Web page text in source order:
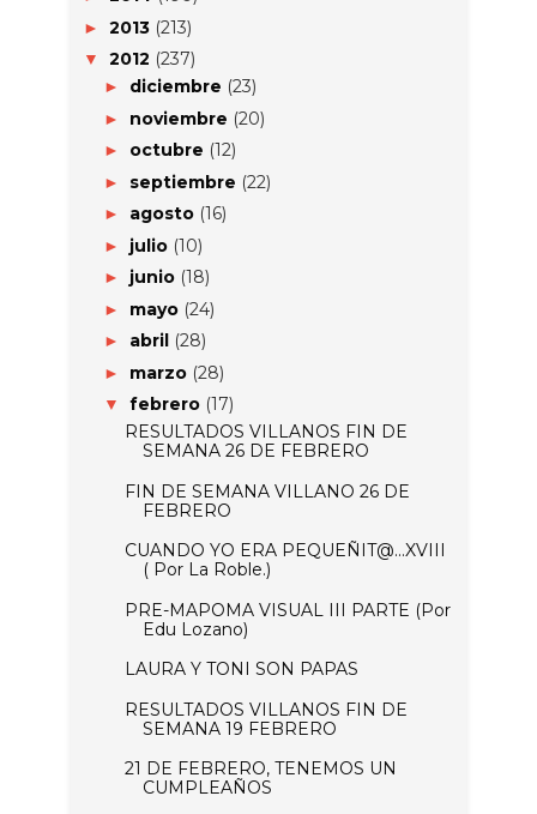
► 2013 (213)
▼ 2012 (237)
► diciembre (23)
► noviembre (20)
► octubre (12)
► septiembre (22)
► agosto (16)
► julio (10)
► junio (18)
► mayo (24)
► abril (28)
► marzo (28)
▼ febrero (17)
RESULTADOS VILLANOS FIN DE
SEMANA 26 DE FEBRERO
FIN DE SEMANA VILLANO 26 DE
FEBRERO
CUANDO YO ERA PEQUEÑIT@...XVIII
( Por La Roble.)
PRE-MAPOMA VISUAL III PARTE (Por
Edu Lozano)
LAURA Y TONI SON PAPAS
RESULTADOS VILLANOS FIN DE
SEMANA 19 FEBRERO
21 DE FEBRERO, TENEMOS UN
CUMPLEAÑOS